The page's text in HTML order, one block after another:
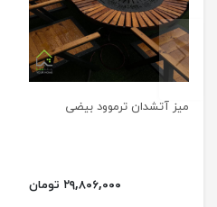
میز آتشدان ترموود بیضی
۲۹,۸۰۶,۰۰۰ تومان
previus